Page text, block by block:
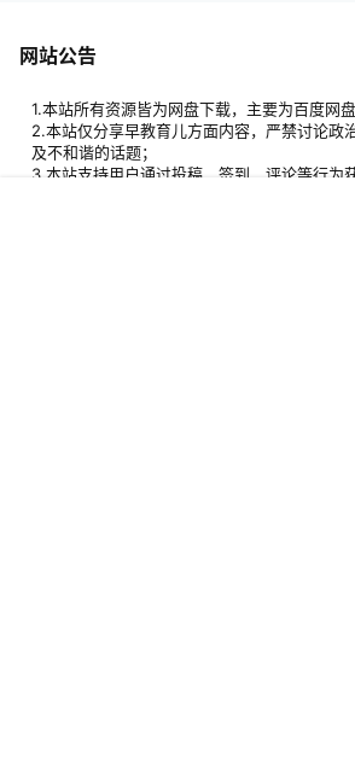
网站公告
1.本站所有资源皆为网盘下载，主要为百度网盘
2.本站仅分享早教育儿方面内容，严禁讨论政
及不和谐的话题；
3.本站支持用户通过投稿、签到、评论等行为